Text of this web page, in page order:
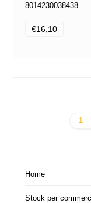
8014230038438
€16,10
1
Home
Stock per